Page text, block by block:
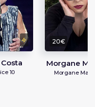
10
20€
Morgane
Morgane